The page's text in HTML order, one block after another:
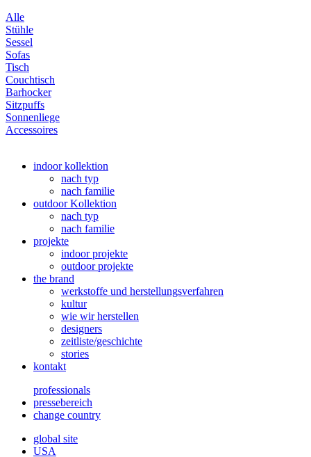
Alle
Stühle
Sessel
Sofas
Tisch
Couchtisch
Barhocker
Sitzpuffs
Sonnenliege
Accessoires
indoor kollektion
nach typ
nach familie
outdoor Kollektion
nach typ
nach familie
projekte
indoor projekte
outdoor projekte
the brand
werkstoffe und herstellungsverfahren
kultur
wie wir herstellen
designers
zeitliste/geschichte
stories
kontakt
professionals
pressebereich
change country
global site
USA